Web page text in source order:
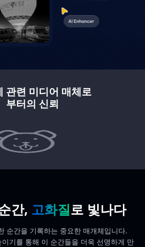
관련 미디어 매체로
부터의 신뢰
간, 고화질로 빛나다
순간을 기록하는 중요한 매개체입니다.
기를 통해 이 순간들을 더욱 선명하게 만